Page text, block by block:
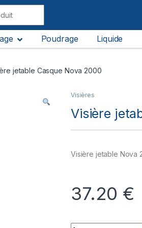
Poudrage Liquide
jetable Casque Nova 2000
Visières
Visière
Visière jetable Nova
37.20 €